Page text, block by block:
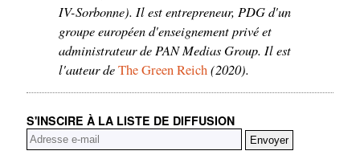
IV-Sorbonne). Il est entrepreneur, PDG d'un
groupe européen d'enseignement privé et
administrateur de PAN Medias Group. Il est
l'auteur deThe Green Reich(2020).
S'INSCIRE À LA LISTE DE DIFFUSION